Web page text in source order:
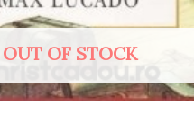
OUT OF STOCK